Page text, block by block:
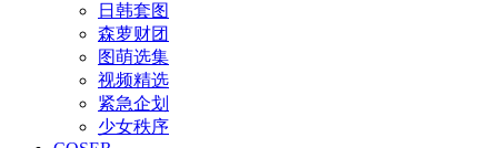
日韩套图
森萝财团
图萌选集
视频精选
紧急企划
少女秩序